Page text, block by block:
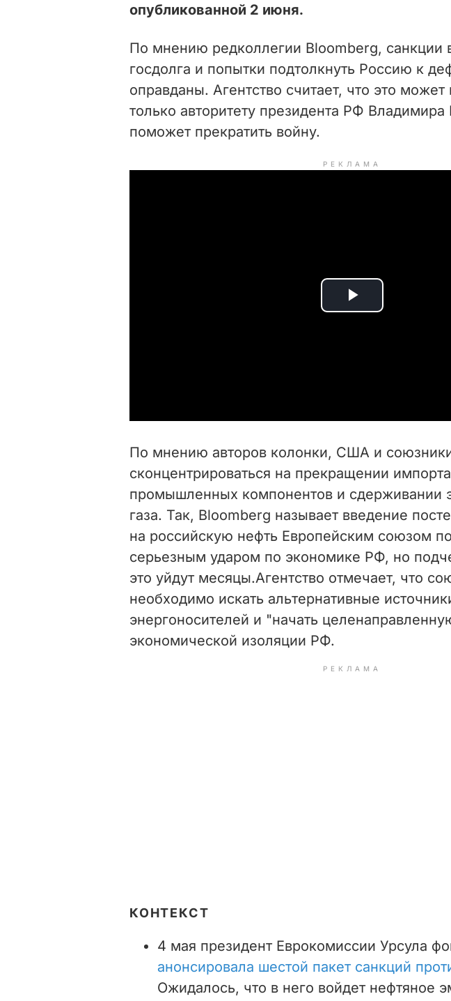
опубликованной 2 июня.
По мнению редколлегии Bloomberg, санкции
госдолга и попытки подтолкнуть Россию к
оправданы. Агентство считает, что это может
только авторитету президента РФ Владимира
поможет прекратить войну.
РЕКЛАМА
P
i
d
e
o
По мнению авторов колонки, США и
сконцентрироваться на прекращении
промышленных компонентов и сдерживании
газа. Так, Bloomberg называет введение
на российскую нефть Европейским союзом
серьезным ударом по экономике РФ, но
это уйдут месяцы.Агентство отмечает, что
необходимо искать альтернативные
энергоносителей и "начать
экономической изоляции РФ.
РЕКЛАМА
КОНТЕКСТ
4 мая президент Еврокомиссии Урсула
анонсировала шестой пакет санкций
Ожидалось, что в него войдет нефтяное